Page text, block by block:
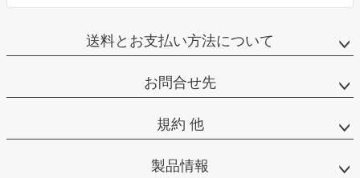
送料とお支払い方法について
お問合せ先
規約 他
製品情報